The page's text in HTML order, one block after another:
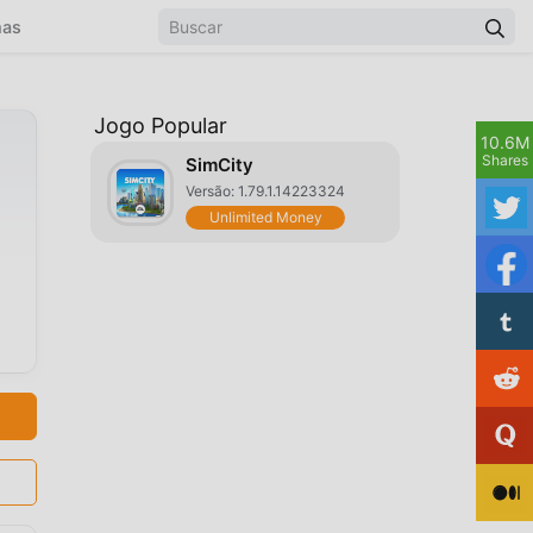
Jogo Popular
SimCity
Versão: 1.79.1.14223324
Unlimited Money
10.6M
Shares